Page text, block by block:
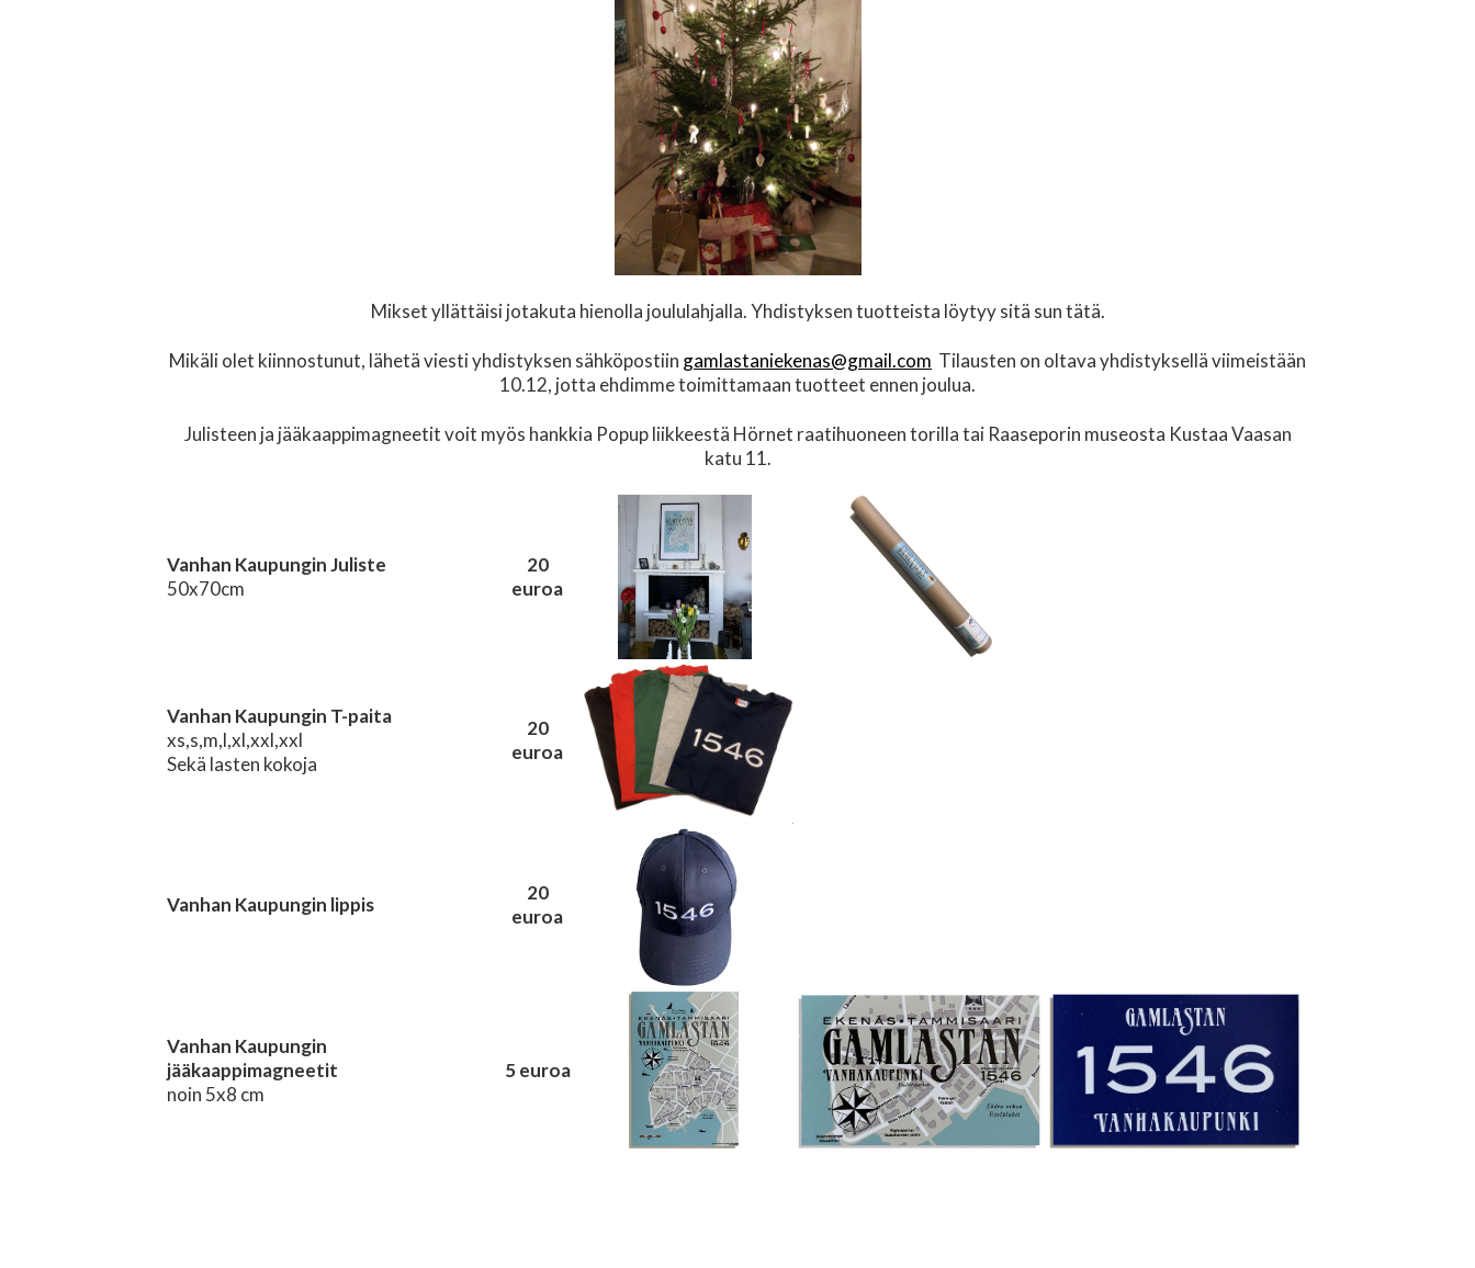
Mikset yllättäisi jotakuta hienolla joululahjalla. Yhdistyksen tuotteista löytyy sitä sun tätä.
Mikäli olet kiinnostunut, lähetä viesti yhdistyksen sähköpostiin gamlastaniekenas@gmail.com Tilausten on oltava yhdistyksellä viimeistään
10.12, jotta ehdimme toimittamaan tuotteet ennen joulua.
Julisteen ja jääkaappimagneetit voit myös hankkia Popup liikkeestä Hörnet raatihuoneen torilla tai Raaseporin museosta Kustaa Vaasan
katu 11.
Vanhan Kaupungin Juliste
50x70cm
20
euroa
Vanhan Kaupungin T-paita
xs,s,m,l,xl,xxl,xxl
Sekä lasten kokoja
20
euroa
Vanhan Kaupungin lippis
20
euroa
Vanhan Kaupungin
jääkaappimagneetit
noin 5x8 cm
5 euroa